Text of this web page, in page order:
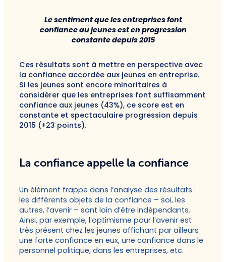
Le sentiment que les entreprises font
confiance au jeunes est en progression
constante depuis 2015
Ces résultats sont à mettre en perspective avec
la confiance accordée aux jeunes en entreprise.
Si les jeunes sont encore minoritaires à
considérer que les entreprises font suffisamment
confiance aux jeunes (43%), ce score est en
constante et spectaculaire progression depuis
2015 (+23 points).
La confiance appelle la confiance
Un élément frappe dans l’analyse des résultats :
les différents objets de la confiance – soi, les
autres, l’avenir – sont loin d’être indépendants.
Ainsi, par exemple, l’optimisme pour l’avenir est
très présent chez les jeunes affichant par ailleurs
une forte confiance en eux, une confiance dans le
personnel politique, dans les entreprises, etc.